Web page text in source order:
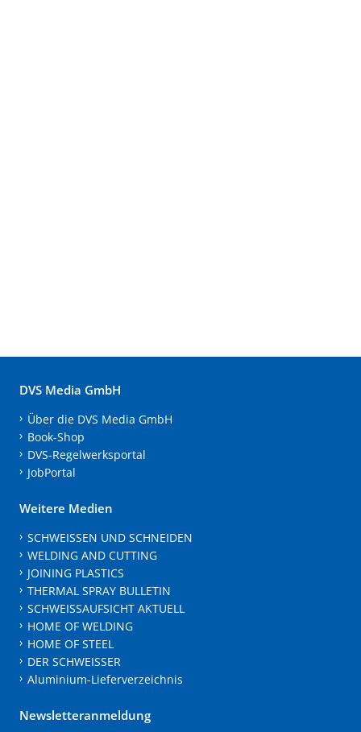
DVS Media GmbH
Über die DVS Media GmbH
Book-Shop
DVS-Regelwerksportal
JobPortal
Weitere Medien
SCHWEISSEN UND SCHNEIDEN
WELDING AND CUTTING
JOINING PLASTICS
THERMAL SPRAY BULLETIN
SCHWEISSAUFSICHT AKTUELL
HOME OF WELDING
HOME OF STEEL
DER SCHWEISSER
Aluminium-Lieferverzeichnis
Newsletteranmeldung